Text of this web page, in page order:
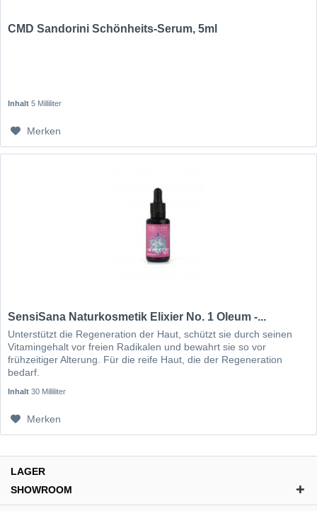
CMD Sandorini Schönheits-Serum, 5ml
Inhalt5 Milliliter
Merken
SensiSana Naturkosmetik Elixier No. 1 Oleum -...
Unterstützt die Regeneration der Haut, schützt sie durch seinen
Vitamingehalt vor freien Radikalen und bewahrt sie so vor
frühzeitiger Alterung. Für die reife Haut, die der Regeneration
bedarf.
Inhalt30 Milliliter
Merken
LAGER
SHOWROOM